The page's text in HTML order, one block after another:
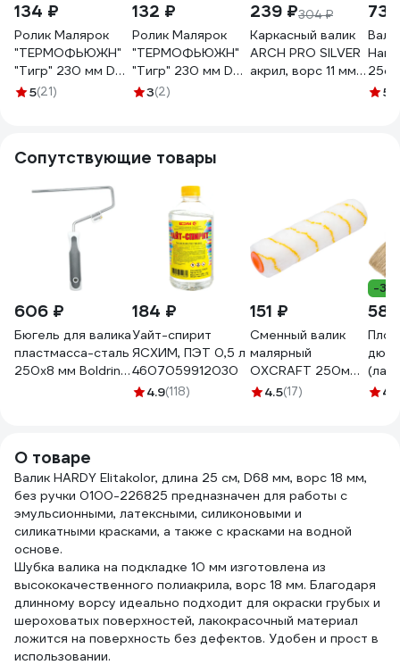
134 ₽
Ролик Малярок
"ТЕРМОФЬЮЖН"
"Тигр" 230 мм D
48 мм ворс 10 мм
5(21)
132 ₽
Ролик Малярок
"ТЕРМОФЬЮЖН"
"Тигр" 230 мм D
48 мм ворс 10 мм
3(2)
239 ₽304 ₽
Каркасный валик
ARCH PRO SILVER
акрил, ворс 11 мм,
5
Сопутствующие товары
606 ₽
Бюгель для валика
пластмасса-сталь
250х8 мм Boldrini
184 ₽
Уайт-спирит
ЯСХИМ, ПЭТ 0,5 л
4607059912030
4.9(118)
151 ₽
Сменный валик
малярный
OXCRAFT 250мм
44016253
4.5(17)
-
4.5
О товаре
Валик HARDY Elitakolor, длина 25 см, D68 мм, ворс 18 мм,
без ручки 0100-226825 предназначен для работы с
эмульсионными, латексными, силиконовыми и
силикатными красками, а также с красками на водной
основе.
Шубка валика на подкладке 10 мм изготовлена из
высококачественного полиакрила, ворс 18 мм. Благодаря
длинному ворсу идеально подходит для окраски грубых и
шероховатых поверхностей, лакокрасочный материал
ложится на поверхность без дефектов. Удобен и прост в
использовании.